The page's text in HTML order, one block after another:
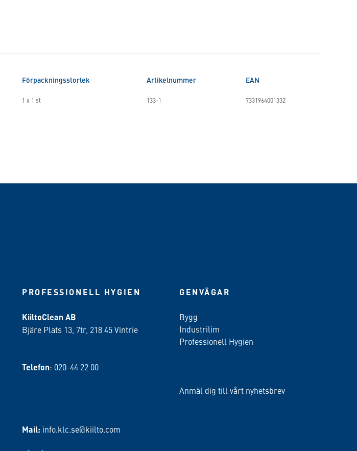
Förpackningsstorlek Artikelnummer EAN
1 x 1 st 133-1 7331964001332
PROFESSIONELL HYGIEN
KiiltoClean AB
Bjäre Plats 13, 7tr, 218 45 Vintrie
Telefon: 020-44 22 00
Mail: info.klc.se@kiilto.com
GENVÄGAR
Bygg
Industrilim
Professionell Hygien
Anmäl dig till vårt nyhetsbrev